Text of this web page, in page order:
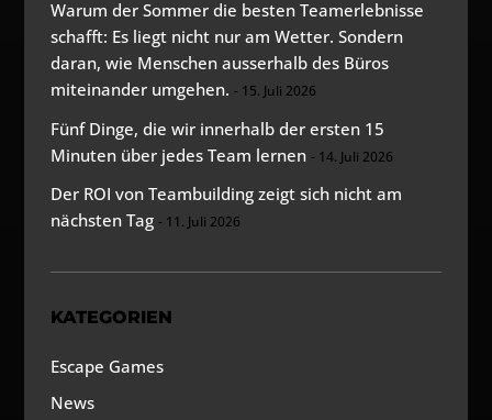
Warum der Sommer die besten Teamerlebnisse
schafft: Es liegt nicht nur am Wetter. Sondern
daran, wie Menschen ausserhalb des Büros
miteinander umgehen.
15. Juli 2026
Fünf Dinge, die wir innerhalb der ersten 15
Minuten über jedes Team lernen
14. Juli 2026
Der ROI von Teambuilding zeigt sich nicht am
nächsten Tag
11. Juli 2026
KATEGORIEN
Escape Games
News